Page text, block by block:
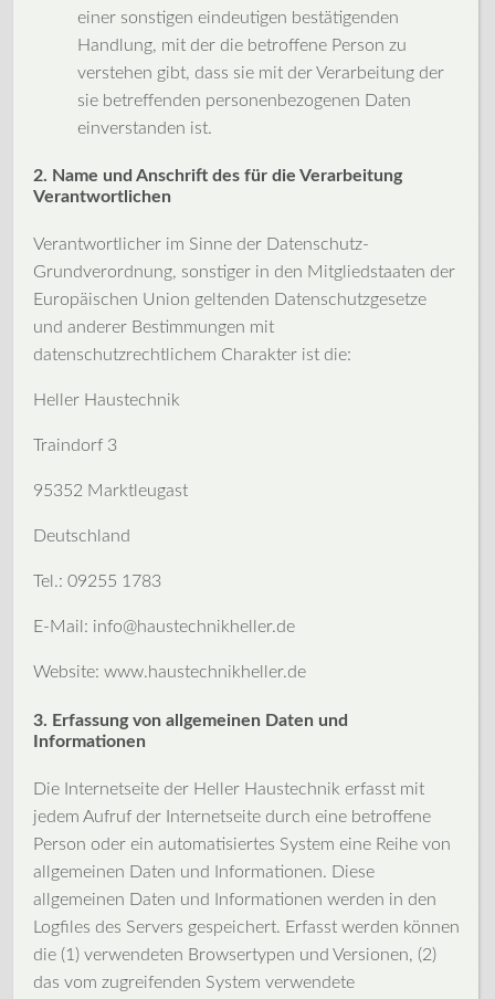
einer sonstigen eindeutigen bestätigenden
Handlung, mit der die betroffene Person zu
verstehen gibt, dass sie mit der Verarbeitung der
sie betreffenden personenbezogenen Daten
einverstanden ist.
2. Name und Anschrift des für die Verarbeitung
Verantwortlichen
Verantwortlicher im Sinne der Datenschutz-
Grundverordnung, sonstiger in den Mitgliedstaaten der
Europäischen Union geltenden Datenschutzgesetze
und anderer Bestimmungen mit
datenschutzrechtlichem Charakter ist die:
Heller Haustechnik
Traindorf 3
95352 Marktleugast
Deutschland
Tel.: 09255 1783
E-Mail: info@haustechnikheller.de
Website: www.haustechnikheller.de
3. Erfassung von allgemeinen Daten und
Informationen
Die Internetseite der Heller Haustechnik erfasst mit
jedem Aufruf der Internetseite durch eine betroffene
Person oder ein automatisiertes System eine Reihe von
allgemeinen Daten und Informationen. Diese
allgemeinen Daten und Informationen werden in den
Logfiles des Servers gespeichert. Erfasst werden können
die (1) verwendeten Browsertypen und Versionen, (2)
das vom zugreifenden System verwendete